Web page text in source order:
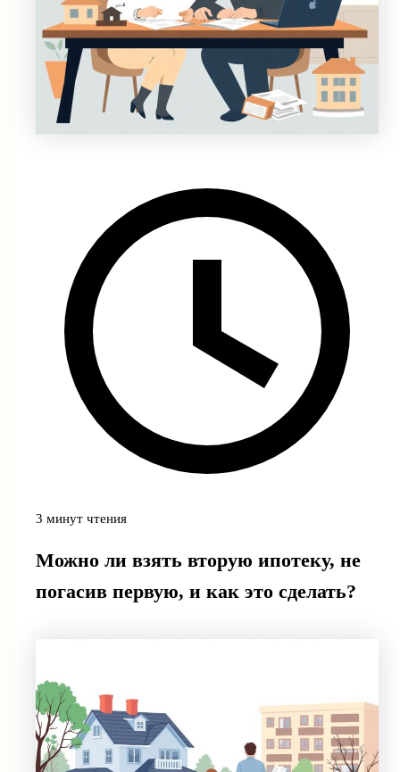
3 минут чтения
Можно ли взять вторую ипотеку, не
погасив первую, и как это сделать?